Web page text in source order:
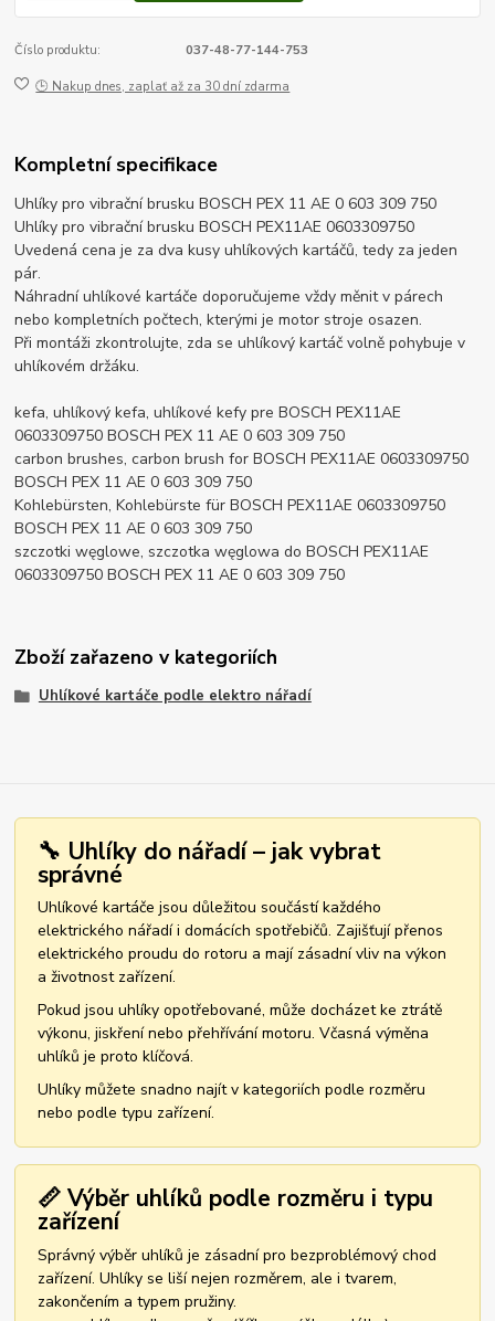
Číslo produktu: 037-48-77-144-753
🕒 Nakup dnes, zaplať až za 30 dní zdarma
Kompletní specifikace
Uhlíky pro vibrační brusku BOSCH PEX 11 AE 0 603 309 750
Uhlíky pro vibrační brusku BOSCH PEX11AE 0603309750
Uvedená cena je za dva kusy uhlíkových kartáčů, tedy za jeden
pár.
Náhradní uhlíkové kartáče doporučujeme vždy měnit v párech
nebo kompletních počtech, kterými je motor stroje osazen.
Při montáži zkontrolujte, zda se uhlíkový kartáč volně pohybuje v
uhlíkovém držáku.
kefa, uhlíkový kefa, uhlíkové kefy pre BOSCH PEX11AE
0603309750 BOSCH PEX 11 AE 0 603 309 750
carbon brushes, carbon brush for BOSCH PEX11AE 0603309750
BOSCH PEX 11 AE 0 603 309 750
Kohlebürsten, Kohlebürste für BOSCH PEX11AE 0603309750
BOSCH PEX 11 AE 0 603 309 750
szczotki węglowe, szczotka węglowa do BOSCH PEX11AE
0603309750 BOSCH PEX 11 AE 0 603 309 750
Zboží zařazeno v kategoriích
Uhlíkové kartáče podle elektro nářadí
🔧 Uhlíky do nářadí – jak vybrat
správné
Uhlíkové kartáče jsou důležitou součástí každého
elektrického nářadí i domácích spotřebičů. Zajišťují přenos
elektrického proudu do rotoru a mají zásadní vliv na výkon
a životnost zařízení.
Pokud jsou uhlíky opotřebované, může docházet ke ztrátě
výkonu, jiskření nebo přehřívání motoru. Včasná výměna
uhlíků je proto klíčová.
Uhlíky můžete snadno najít v kategoriích podle rozměru
nebo podle typu zařízení.
📏 Výběr uhlíků podle rozměru i typu
zařízení
Správný výběr uhlíků je zásadní pro bezproblémový chod
zařízení. Uhlíky se liší nejen rozměrem, ale i tvarem,
zakončením a typem pružiny.